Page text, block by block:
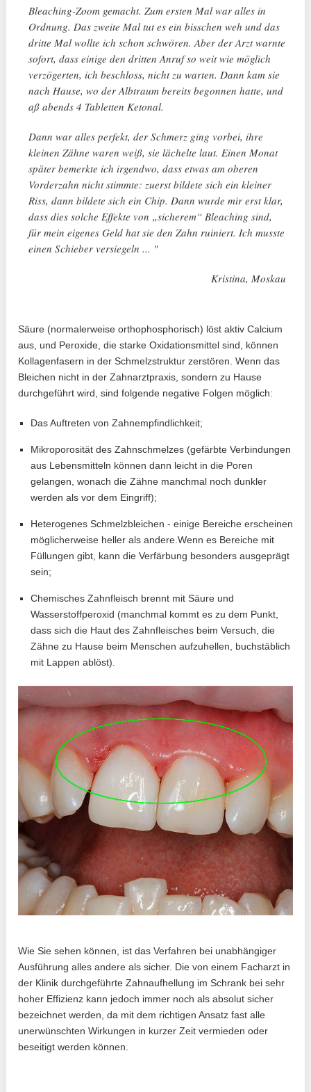
Bleaching-Zoom gemacht. Zum ersten Mal war alles in
Ordnung. Das zweite Mal tut es ein bisschen weh und das
dritte Mal wollte ich schon schwören. Aber der Arzt warnte
sofort, dass einige den dritten Anruf so weit wie möglich
verzögerten, ich beschloss, nicht zu warten. Dann kam sie
nach Hause, wo der Albtraum bereits begonnen hatte, und
aß abends 4 Tabletten Ketonal.
Dann war alles perfekt, der Schmerz ging vorbei, ihre
kleinen Zähne waren weiß, sie lächelte laut. Einen Monat
später bemerkte ich irgendwo, dass etwas am oberen
Vorderzahn nicht stimmte: zuerst bildete sich ein kleiner
Riss, dann bildete sich ein Chip. Dann wurde mir erst klar,
dass dies solche Effekte von „sicherem“ Bleaching sind,
für mein eigenes Geld hat sie den Zahn ruiniert. Ich musste
einen Schieber versiegeln ... "
Kristina, Moskau
Säure (normalerweise orthophosphorisch) löst aktiv Calcium
aus, und Peroxide, die starke Oxidationsmittel sind, können
Kollagenfasern in der Schmelzstruktur zerstören. Wenn das
Bleichen nicht in der Zahnarztpraxis, sondern zu Hause
durchgeführt wird, sind folgende negative Folgen möglich:
Das Auftreten von Zahnempfindlichkeit;
Mikroporosität des Zahnschmelzes (gefärbte Verbindungen
aus Lebensmitteln können dann leicht in die Poren
gelangen, wonach die Zähne manchmal noch dunkler
werden als vor dem Eingriff);
Heterogenes Schmelzbleichen - einige Bereiche erscheinen
möglicherweise heller als andere.Wenn es Bereiche mit
Füllungen gibt, kann die Verfärbung besonders ausgeprägt
sein;
Chemisches Zahnfleisch brennt mit Säure und
Wasserstoffperoxid (manchmal kommt es zu dem Punkt,
dass sich die Haut des Zahnfleisches beim Versuch, die
Zähne zu Hause beim Menschen aufzuhellen, buchstäblich
mit Lappen ablöst).
Wie Sie sehen können, ist das Verfahren bei unabhängiger
Ausführung alles andere als sicher. Die von einem Facharzt in
der Klinik durchgeführte Zahnaufhellung im Schrank bei sehr
hoher Effizienz kann jedoch immer noch als absolut sicher
bezeichnet werden, da mit dem richtigen Ansatz fast alle
unerwünschten Wirkungen in kurzer Zeit vermieden oder
beseitigt werden können.